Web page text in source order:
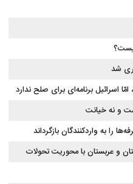
اسرائیل برنامه‌ای برای صلح ندارد
و نه خیانت
و عربستان با محوریت تحولات